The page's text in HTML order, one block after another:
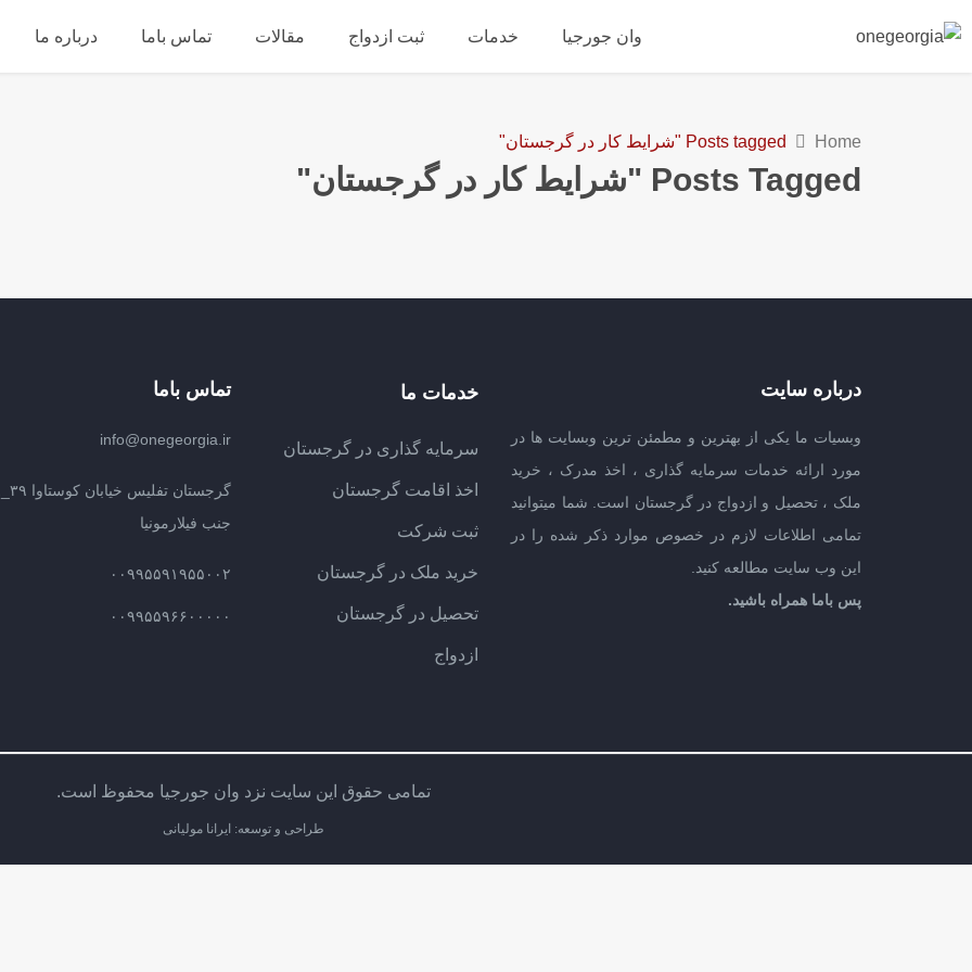
وان جورجیا خدمات ثبت ازدواج مقالات تماس باما درباره ما
Home Posts tagged "شرایط کار در گرجستان"
Posts Tagged "شرایط کار در گرجستان"
درباره سایت
وبسیات ما یکی از بهترین و مطمئن ترین وبسایت ها در
مورد ارائه خدمات سرمایه گذاری ، اخذ مدرک ، خرید
ملک ، تحصیل و ازدواج در گرجستان است. شما میتوانید
تمامی اطلاعات لازم در خصوص موارد ذکر شده را در
این وب سایت مطالعه کنید.
پس باما همراه باشید.
خدمات ما
سرمایه گذاری در گرجستان
اخذ اقامت گرجستان
ثبت شرکت
خرید ملک در گرجستان
تحصیل در گرجستان
ازدواج
تماس باما
info@onegeorgia.ir
جنب فیلارمونیا
۰۰۹۹۵۵۹۱۹۵۵۰۰۲
۰۰۹۹۵۵۹۶۶۰۰۰۰۰
تمامی حقوق این سایت نزد وان جورجیا محفوظ است.
طراحی و توسعه: ایرانا مولیانی